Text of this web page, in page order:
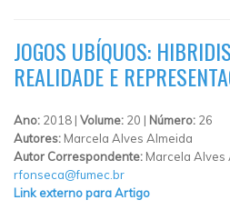
JOGOS UBÍQUOS:
REALIDADE E
Ano: 2018 | Volume: 20 | Número: 26
Autores: Marcela Alves Almeida
Autor Correspondente: Marcela Alves
rfonseca@fumec.br
Link externo para Artigo